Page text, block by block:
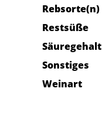
Rebsorte(n)
Restsüße
Säuregehalt
Sonstiges
Weinart